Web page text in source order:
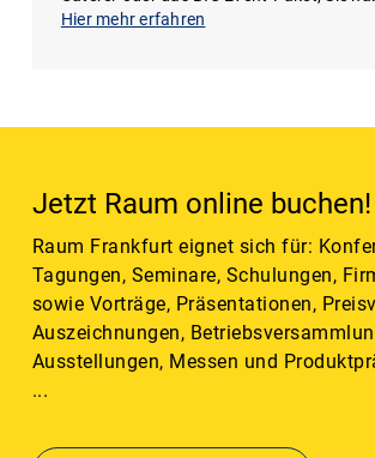
Hier mehr erfahren
Jetzt Raum online buchen!
Raum Frankfurt eignet sich für:
Tagungen, Seminare, Schulungen,
sowie Vorträge, Präsentationen,
Auszeichnungen,
Ausstellungen, Messen und
...